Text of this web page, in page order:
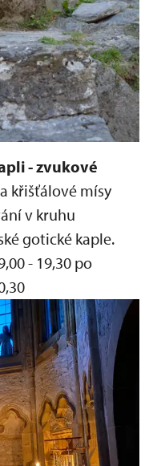
- zvukové
křišťálové mísy
v kruhu
gotické kaple.
- 19,30 po